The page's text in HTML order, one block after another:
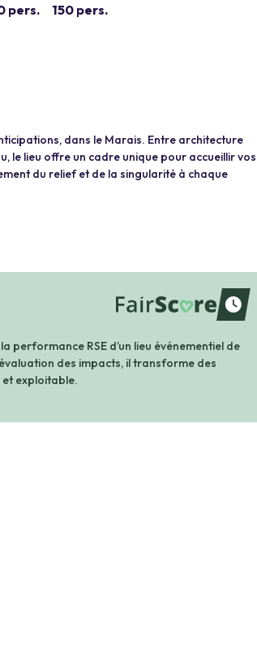
pers. 150 pers.
dans le Marais. Entre architecture
le lieu offre un cadre unique pour accueillir vos
du relief et de la singularité à chaque
waiting
performance RSE d’un lieu événementiel de
des impacts, il transforme des
exploitable.